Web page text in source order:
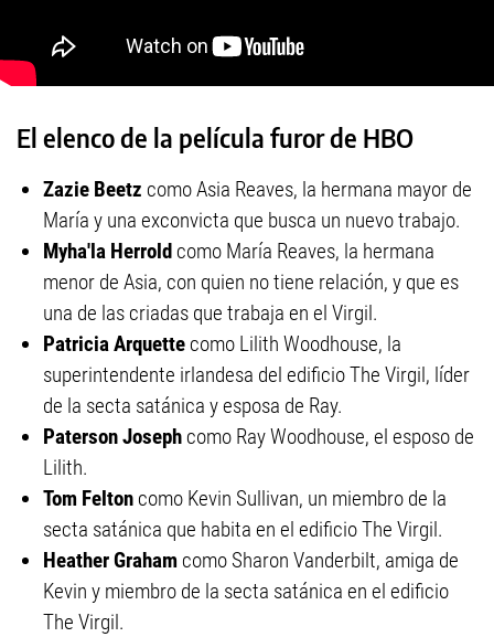
El elenco de la película furor de HBO
Zazie Beetz como Asia Reaves, la hermana mayor de
María y una exconvicta que busca un nuevo trabajo.
Myha'la Herrold como María Reaves, la hermana
menor de Asia, con quien no tiene relación, y que es
una de las criadas que trabaja en el Virgil.
Patricia Arquette como Lilith Woodhouse, la
superintendente irlandesa del edificio The Virgil, líder
de la secta satánica y esposa de Ray.
Paterson Joseph como Ray Woodhouse, el esposo de
Lilith.
Tom Felton como Kevin Sullivan, un miembro de la
secta satánica que habita en el edificio The Virgil.
Heather Graham como Sharon Vanderbilt, amiga de
Kevin y miembro de la secta satánica en el edificio
The Virgil.